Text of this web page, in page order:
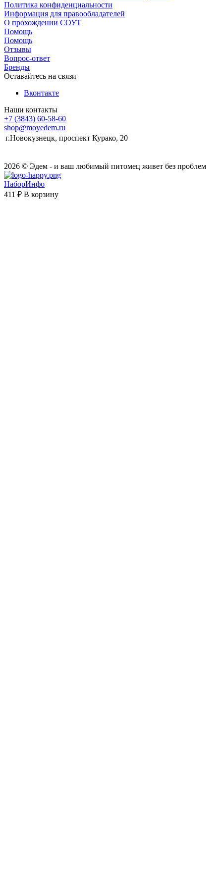
Политика конфиденциальности
Информация для правообладателей
О прохождении СОУТ
Помощь
Помощь
Отзывы
Вопрос-ответ
Бренды
Оставайтесь на связи
Вконтакте
Наши контакты
+7 (3843) 60-58-60
shop@moyedem.ru
г.Новокузнецк, проспект Курако, 20
2026 © Эдем - и ваш любимый питомец живет без проблем
НаборИнфо
411 ₽ В корзину